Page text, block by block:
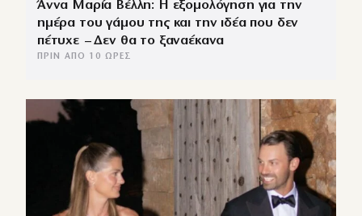
Άννα Μαρία Βέλλη: Η εξομολόγηση για την
ημέρα του γάμου της και την ιδέα που δεν
πέτυχε – Δεν θα το ξαναέκανα
ΠΡΙΝ ΑΠΌ 10 ΏΡΕΣ